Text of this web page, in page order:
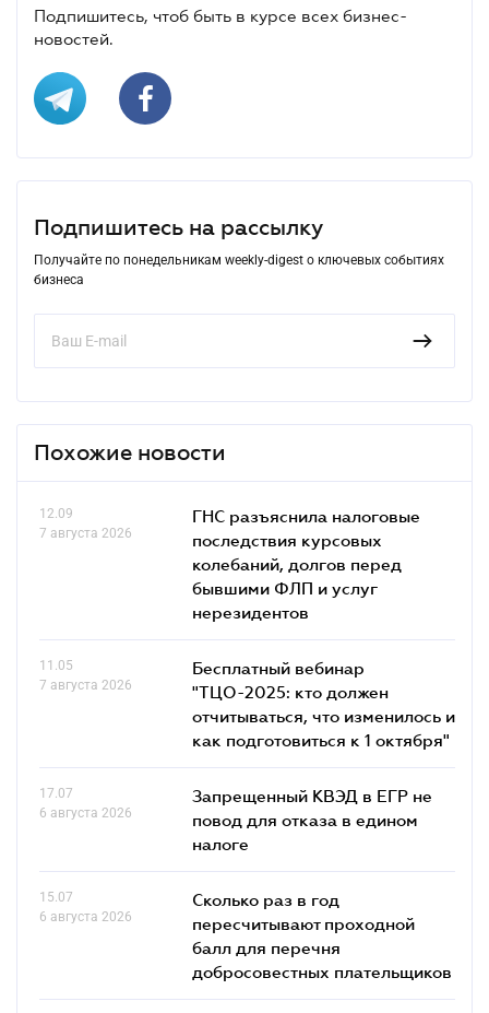
Подпишитесь, чтоб быть в курсе всех бизнес-
новостей.
Подпишитесь на рассылку
Получайте по понедельникам weekly-digest о ключевых событиях
бизнеса
Похожие новости
12.09
7 августа 2026
ГНС разъяснила налоговые
последствия курсовых
колебаний, долгов перед
бывшими ФЛП и услуг
нерезидентов
11.05
7 августа 2026
Бесплатный вебинар
"ТЦО-2025: кто должен
отчитываться, что изменилось и
как подготовиться к 1 октября"
17.07
6 августа 2026
Запрещенный КВЭД в ЕГР не
повод для отказа в едином
налоге
15.07
6 августа 2026
Сколько раз в год
пересчитывают проходной
балл для перечня
добросовестных плательщиков